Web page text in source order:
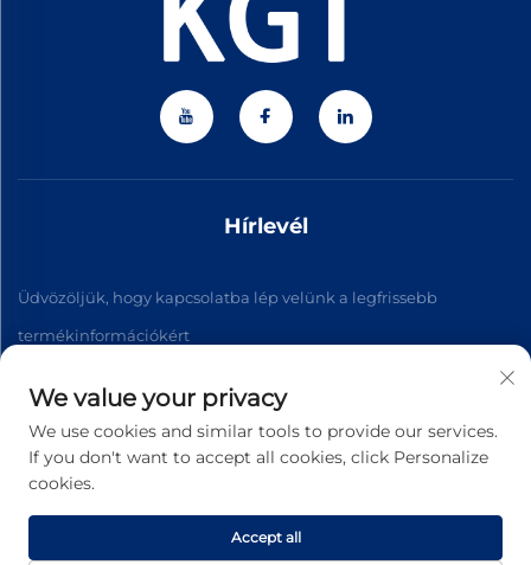
Hírlevél
Üdvözöljük, hogy kapcsolatba lép velünk a legfrissebb
termékinformációkért
We value your privacy
We use cookies and similar tools to provide our services.
If you don't want to accept all cookies, click Personalize
cookies.
Accept all